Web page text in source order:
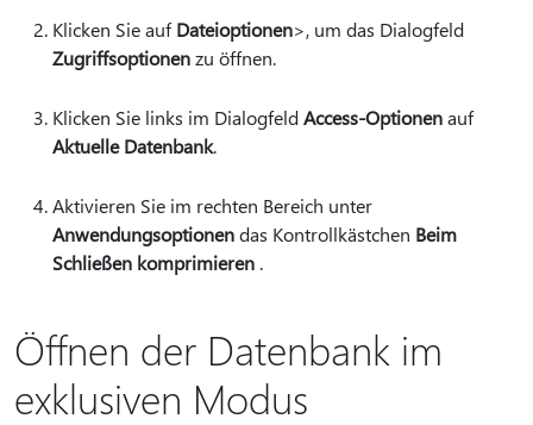
Klicken Sie aufDateioptionen>, um das Dialogfeld
Zugriffsoptionenzu öffnen.
Klicken Sie links im DialogfeldAccess-Optionenauf
Aktuelle Datenbank.
Aktivieren Sie im rechten Bereich unter
Anwendungsoptionendas Kontrollkästchen Beim
Schließen komprimieren .
Öffnen der Datenbank im
exklusiven Modus